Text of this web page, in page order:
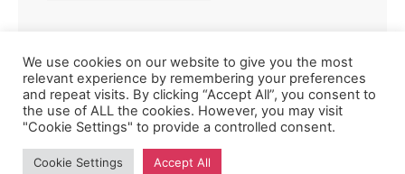
FASHIONINK.SE
We use cookies on our website to give you the most
relevant experience by remembering your preferences
and repeat visits. By clicking “Accept All”, you consent to
the use of ALL the cookies. However, you may visit
"Cookie Settings" to provide a controlled consent.
Cookie Settings Accept All